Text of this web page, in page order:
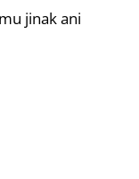
jinak ani